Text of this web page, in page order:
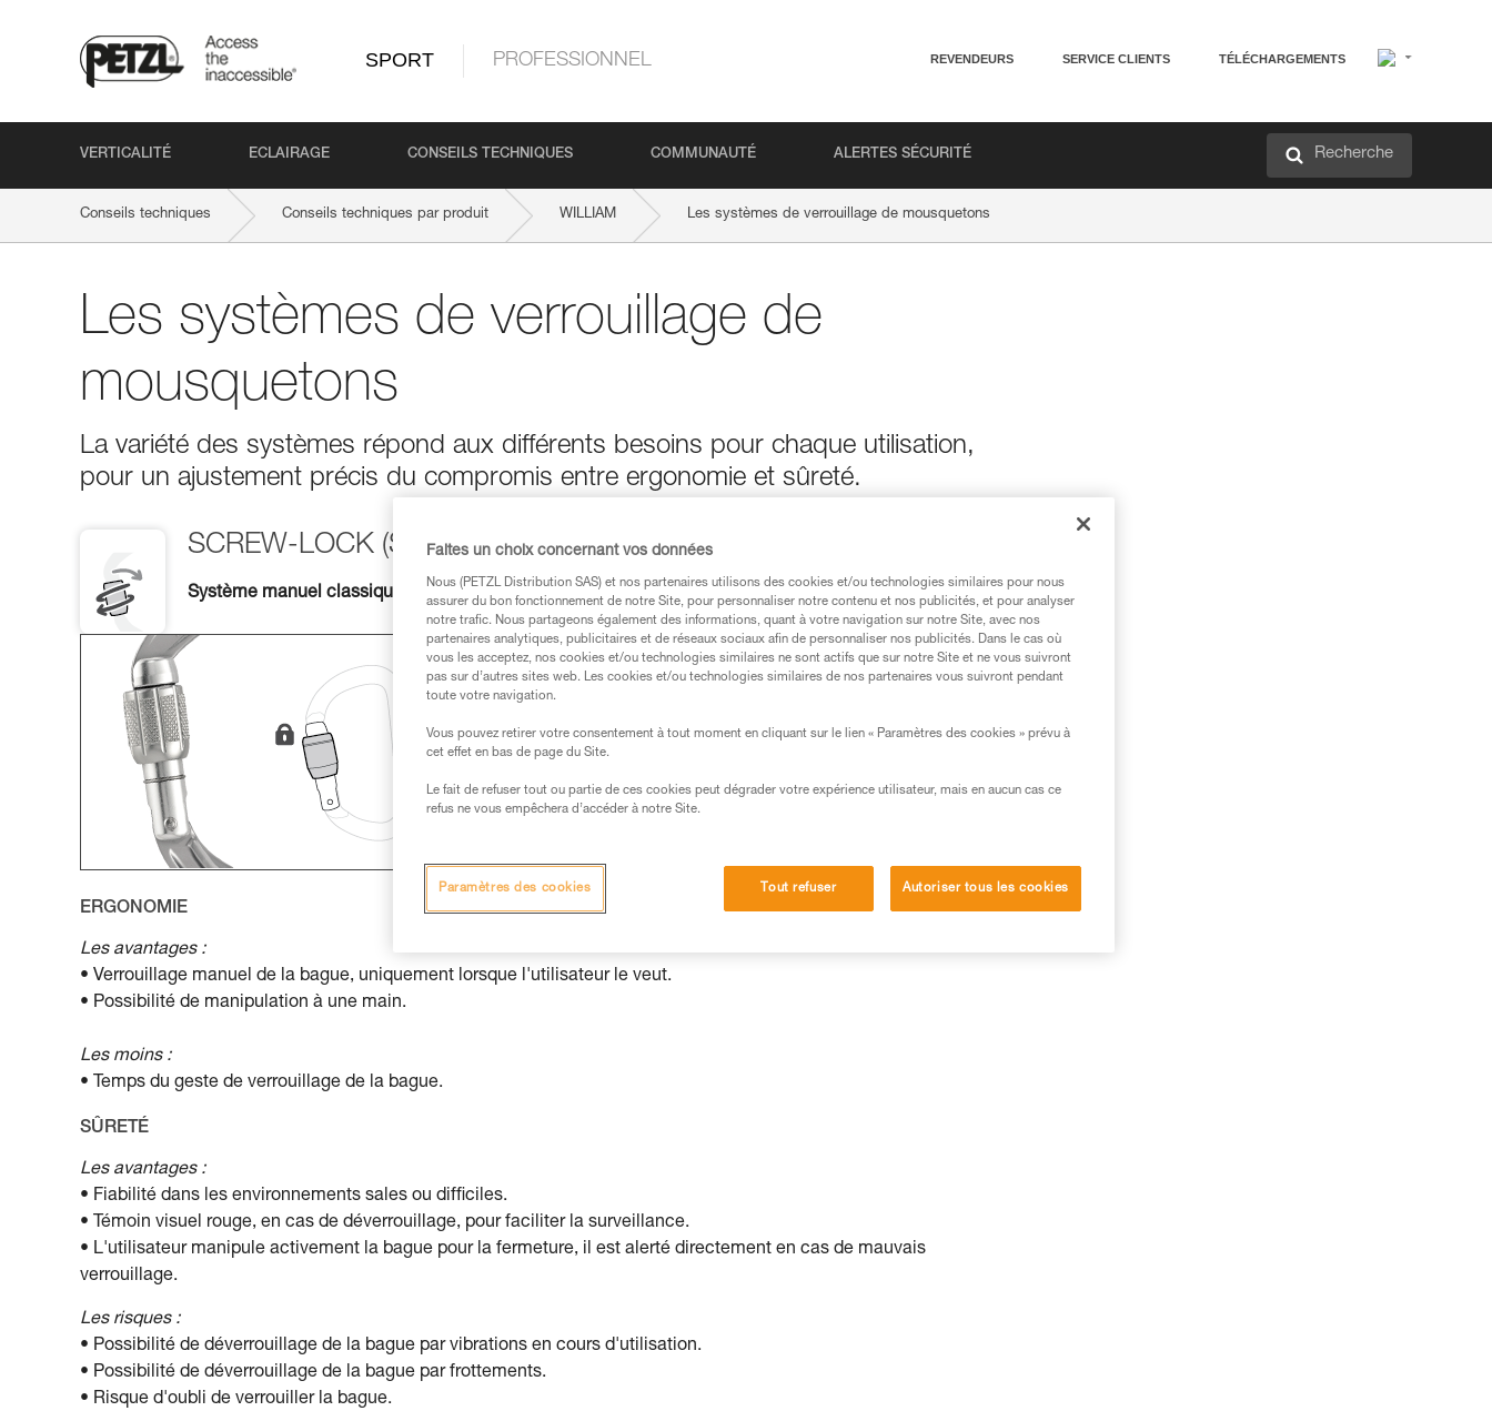
SPORT PROFESSIONNEL REVENDEURS SERVICE CLIENTS TÉLÉCHARGEMENTS
VERTICALITÉ ECLAIRAGE CONSEILS TECHNIQUES COMMUNAUTÉ ALERTES SÉCURITÉ Recherche
Conseils techniques Conseils techniques par produit WILLIAM Les systèmes de verrouillage de mousquetons
Les systèmes de verrouillage de
mousquetons
La variété des systèmes répond aux différents besoins pour chaque utilisation,
pour un ajustement précis du compromis entre ergonomie et sûreté.
SCREW-LOCK (SL)
Système manuel classique, polyvalent et passe-partout
ERGONOMIE
Les avantages :
• Verrouillage manuel de la bague, uniquement lorsque l'utilisateur le veut.
• Possibilité de manipulation à une main.
Les moins :
• Temps du geste de verrouillage de la bague.
SÛRETÉ
Les avantages :
• Fiabilité dans les environnements sales ou difficiles.
• Témoin visuel rouge, en cas de déverrouillage, pour faciliter la surveillance.
• L'utilisateur manipule activement la bague pour la fermeture, il est alerté directement en cas de mauvais
verrouillage.
Les risques :
• Possibilité de déverrouillage de la bague par vibrations en cours d'utilisation.
• Possibilité de déverrouillage de la bague par frottements.
• Risque d'oubli de verrouiller la bague.
Faites un choix concernant vos données
Nous (PETZL Distribution SAS) et nos partenaires utilisons des cookies et/ou technologies similaires pour nous
assurer du bon fonctionnement de notre Site, pour personnaliser notre contenu et nos publicités, et pour analyser
notre trafic. Nous partageons également des informations, quant à votre navigation sur notre Site, avec nos
partenaires analytiques, publicitaires et de réseaux sociaux afin de personnaliser nos publicités. Dans le cas où
vous les acceptez, nos cookies et/ou technologies similaires ne sont actifs que sur notre Site et ne vous suivront
pas sur d’autres sites web. Les cookies et/ou technologies similaires de nos partenaires vous suivront pendant
toute votre navigation.
Vous pouvez retirer votre consentement à tout moment en cliquant sur le lien « Paramètres des cookies » prévu à
cet effet en bas de page du Site.
Le fait de refuser tout ou partie de ces cookies peut dégrader votre expérience utilisateur, mais en aucun cas ce
refus ne vous empêchera d’accéder à notre Site.
Tout refuser Autoriser tous les cookies
Paramètres des cookies